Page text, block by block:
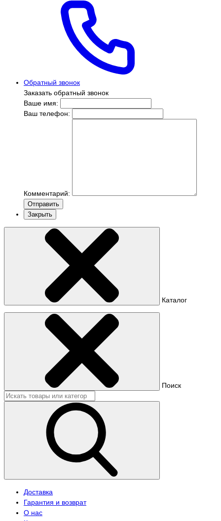
Обратный звонок
Заказать обратный звонок
Ваше имя:
Ваш телефон:
Комментарий:
Отправить
Закрыть
Каталог
Поиск
Доставка
Гарантия и возврат
О нас